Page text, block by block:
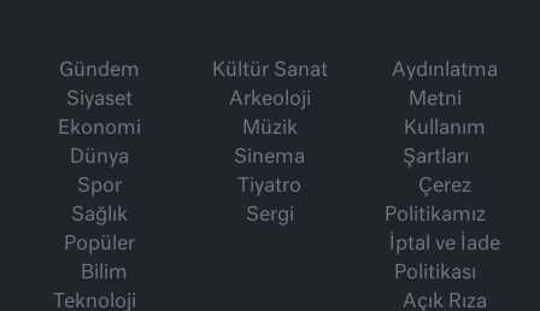
Gündem
Siyaset
Ekonomi
Dünya
Spor
Sağlık
Popüler
Bilim
Teknoloji
Kültür Sanat
Arkeoloji
Müzik
Sinema
Tiyatro
Sergi
Aydınlatma
Metni
Kullanım
Şartları
Çerez
Politikamız
İptal ve İade
Politikası
Açık Rıza